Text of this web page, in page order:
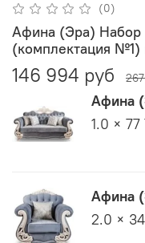
(0)
Афина (Эра) Набор
(комплектация
146 994 руб
Афина
1.0 × 77
Афина
2.0 ×